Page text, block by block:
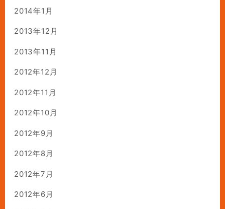
2014年1月
2013年12月
2013年11月
2012年12月
2012年11月
2012年10月
2012年9月
2012年8月
2012年7月
2012年6月